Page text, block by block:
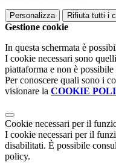
Personalizza Rifiuta tutti i
Gestione cookie
In questa schermata è
I cookie necessari sono
piattaforma e non è
Per conoscere quali sono i
visionare la COOKIE
Cookie necessari per il
I cookie necessari per il
disabilitati. È possibile
policy.